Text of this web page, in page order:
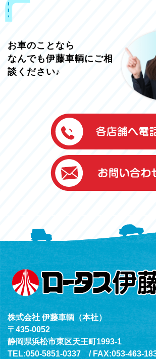
お車のことなら
なんでも伊藤車輌にご相
談ください♪
伊藤車輌（本社）
050-5851-0337
グッドワン浜松
050-5851-0338
浜北店
050-5851-0339
（年中無休24h対応）
株式会社 伊藤車輌（本社）
〒435-0052
静岡県浜松市東区天王町1993-1
TEL:050-5851-0337 / FAX:053-463-